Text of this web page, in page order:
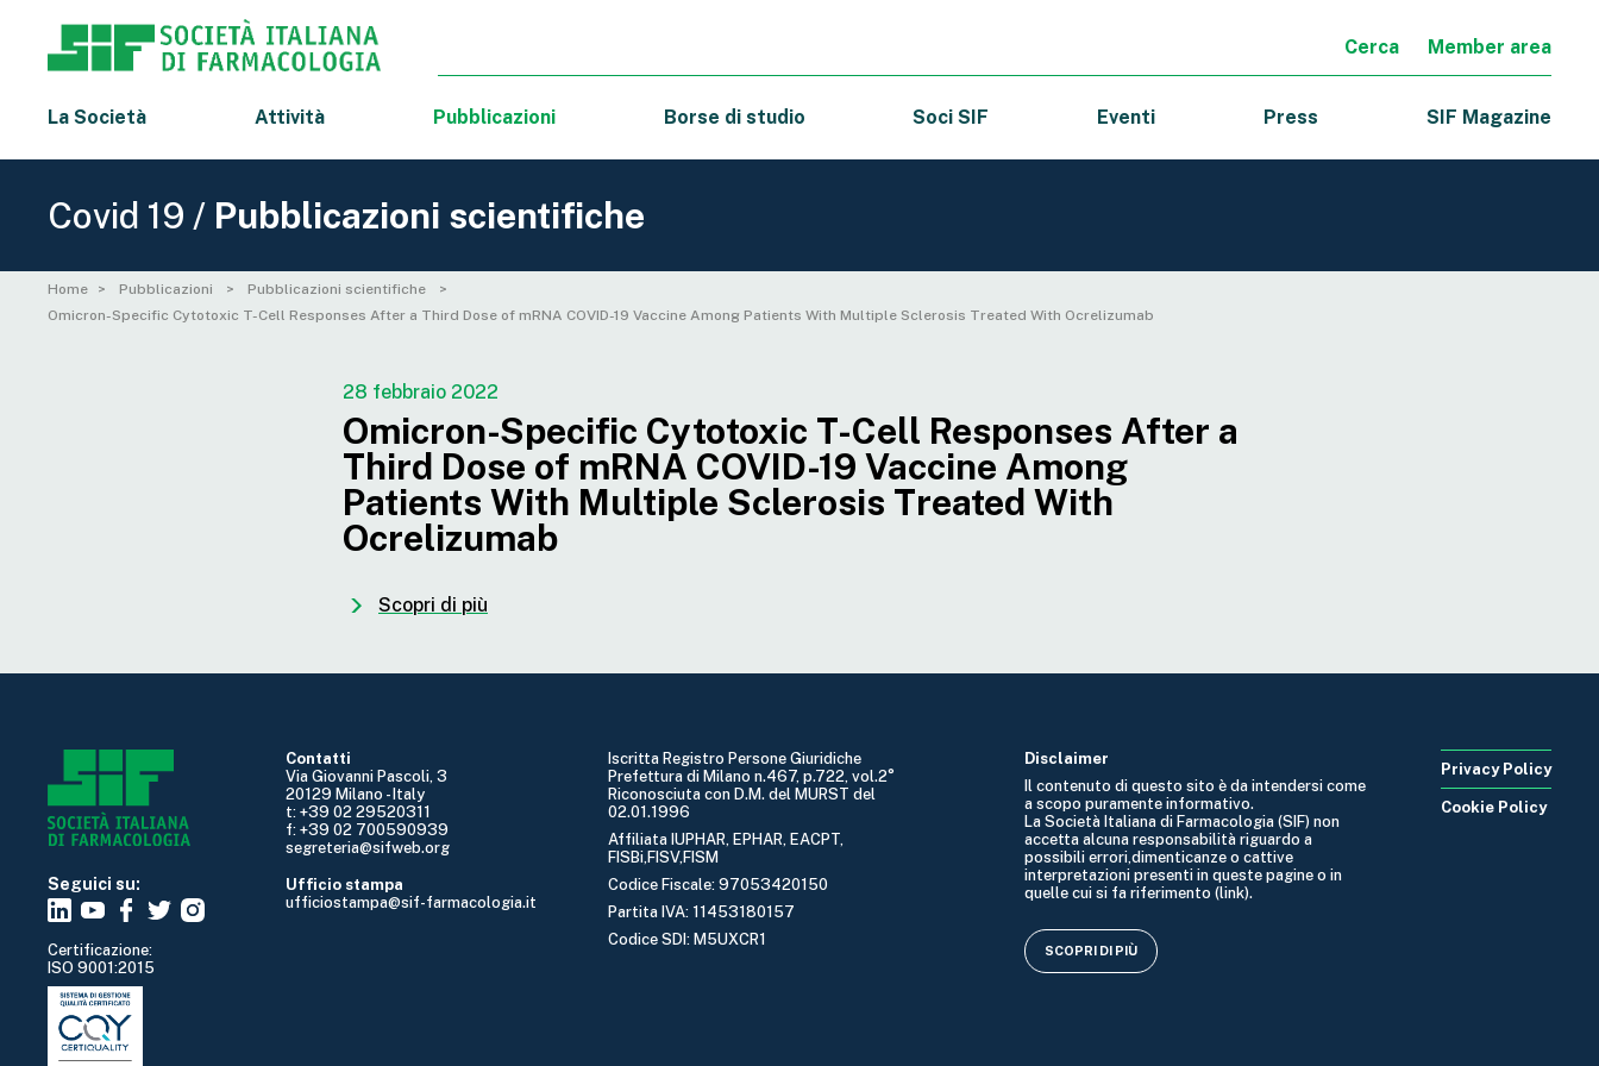
Cerca Member area
La Società Attività Pubblicazioni Borse di studio Soci SIF Eventi Press SIF Magazine
Covid 19 / Pubblicazioni scientifiche
Home Pubblicazioni
Pubblicazioni scientifiche
Omicron-Specific Cytotoxic T-Cell Responses After a Third Dose of mRNA COVID-19 Vaccine Among Patients With Multiple Sclerosis Treated With Ocrelizumab
28 febbraio 2022
Omicron-Specific Cytotoxic T-Cell Responses After a
Third Dose of mRNA COVID-19 Vaccine Among
Patients With Multiple Sclerosis Treated With
Ocrelizumab
Scopri di più
Seguici su:
Certificazione:
ISO 9001:2015
Contatti
Via Giovanni Pascoli, 3
20129 Milano - Italy
t: +39 02 29520311
f: +39 02 700590939
segreteria@sifweb.org
Ufficio stampa
ufficiostampa@sif-farmacologia.it
Iscritta Registro Persone Giuridiche
Prefettura di Milano n.467, p.722, vol.2°
Riconosciuta con D.M. del MURST del
02.01.1996
Affiliata IUPHAR, EPHAR, EACPT,
FISBi,FISV,FISM
Codice Fiscale: 97053420150
Partita IVA: 11453180157
Codice SDI: M5UXCR1
Disclaimer
Il contenuto di questo sito è da intendersi come
a scopo puramente informativo.
La Società Italiana di Farmacologia (SIF) non
accetta alcuna responsabilità riguardo a
possibili errori,dimenticanze o cattive
interpretazioni presenti in queste pagine o in
quelle cui si fa riferimento (link).
SCOPRI DI PIÙ
Privacy Policy
Cookie Policy